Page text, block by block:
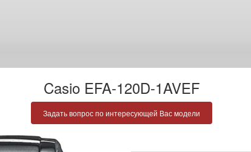
Casio EFA-120D-1AVEF
Задать вопрос по интересующей Вас модели